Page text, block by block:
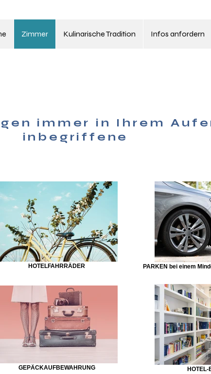
Zimmer Kulinarische Tradition Infos anfordern
immer in Ihrem
inbegriffene
HOTELFAHRRÄDER PARKEN bei einem
GEPÄCKAUFBEWAHRUNG HOTEL-